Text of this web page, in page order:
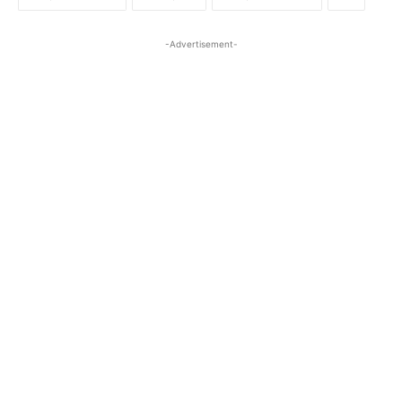
-Advertisement-